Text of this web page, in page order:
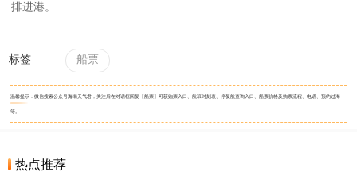
排进港。
标签 船票
温馨提示：微信搜索公众号海南天气君，关注后在对话框回复【船票】可获购票入口、航班时刻表、停复航查询入口、船票价格及购票流程、电话、预约过海
等。
热点推荐